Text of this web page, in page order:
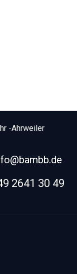
-Ahrweiler
2641 30 49